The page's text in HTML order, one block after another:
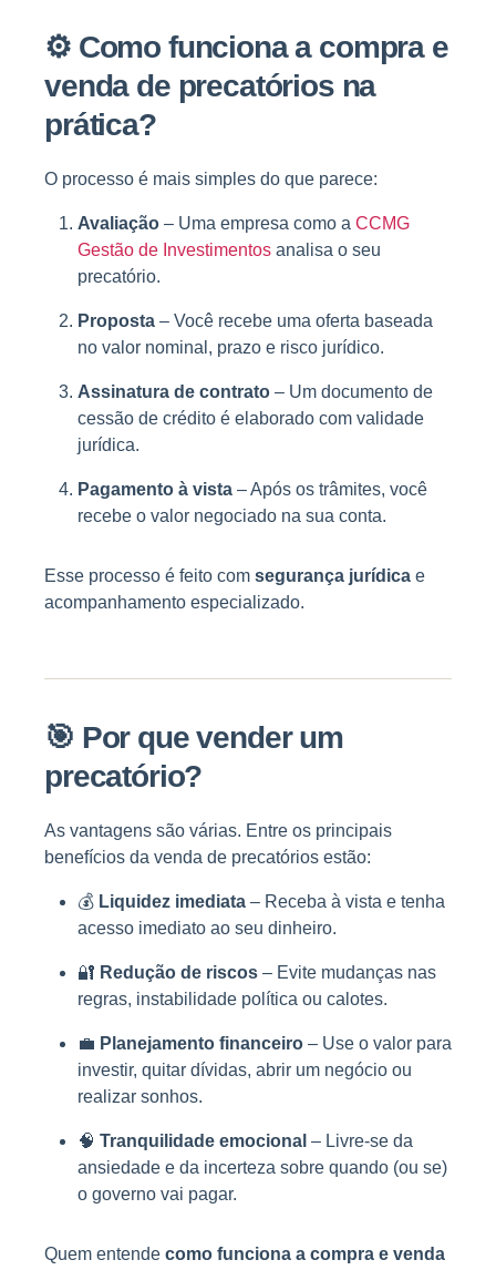
⚙️ Como funciona a compra e
venda de precatórios na
prática?
O processo é mais simples do que parece:
Avaliação – Uma empresa como a CCMG
Gestão de Investimentos analisa o seu
precatório.
Proposta – Você recebe uma oferta baseada
no valor nominal, prazo e risco jurídico.
Assinatura de contrato – Um documento de
cessão de crédito é elaborado com validade
jurídica.
Pagamento à vista – Após os trâmites, você
recebe o valor negociado na sua conta.
Esse processo é feito com segurança jurídica e
acompanhamento especializado.
🎯 Por que vender um
precatório?
As vantagens são várias. Entre os principais
benefícios da venda de precatórios estão:
💰 Liquidez imediata – Receba à vista e tenha
acesso imediato ao seu dinheiro.
🔐 Redução de riscos – Evite mudanças nas
regras, instabilidade política ou calotes.
💼 Planejamento financeiro – Use o valor para
investir, quitar dívidas, abrir um negócio ou
realizar sonhos.
🧠 Tranquilidade emocional – Livre-se da
ansiedade e da incerteza sobre quando (ou se)
o governo vai pagar.
Quem entende como funciona a compra e venda